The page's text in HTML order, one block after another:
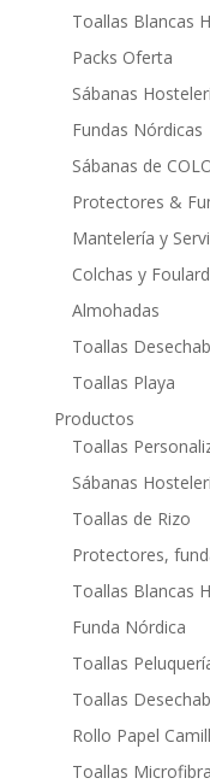
Toallas Blancas
Packs Oferta
Sábanas
Fundas Nórdicas
Sábanas de
Protectores &
Mantelería y
Colchas y
Almohadas
Toallas
Toallas Playa
Productos
Toallas
Sábanas
Toallas de Rizo
Protectores,
Toallas Blancas
Funda Nórdica
Toallas
Toallas
Rollo Papel
Toallas